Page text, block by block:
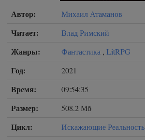
Автор: Михаил Атаманов
Читает: Влад Римский
Жанры: Фантастика , LitRPG
Год: 2021
Время: 09:54:35
Размер: 508.2 Мб
Цикл: Искажающие Реальность